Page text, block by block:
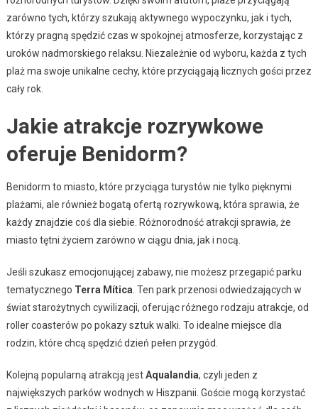
zarówno tych, którzy szukają aktywnego wypoczynku, jak i tych,
którzy pragną spędzić czas w spokojnej atmosferze, korzystając z
uroków nadmorskiego relaksu. Niezależnie od wyboru, każda z tych
plaż ma swoje unikalne cechy, które przyciągają licznych gości przez
cały rok.
Jakie atrakcje rozrywkowe
oferuje Benidorm?
Benidorm to miasto, które przyciąga turystów nie tylko pięknymi
plażami, ale również bogatą ofertą rozrywkową, która sprawia, że
każdy znajdzie coś dla siebie. Różnorodność atrakcji sprawia, że
miasto tętni życiem zarówno w ciągu dnia, jak i nocą.
Jeśli szukasz emocjonującej zabawy, nie możesz przegapić parku
tematycznego Terra Mítica . Ten park przenosi odwiedzających w
świat starożytnych cywilizacji, oferując różnego rodzaju atrakcje, od
roller coasterów po pokazy sztuk walki. To idealne miejsce dla
rodzin, które chcą spędzić dzień pełen przygód.
Kolejną popularną atrakcją jestAqualandia, czyli jeden z
największych parków wodnych w Hiszpanii. Goście mogą korzystać